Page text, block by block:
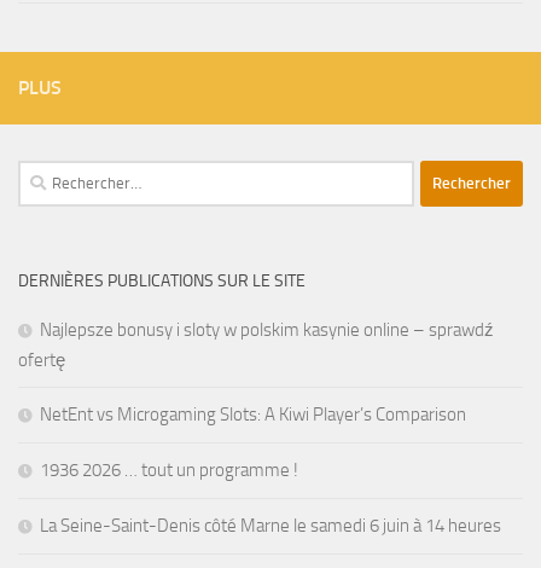
PLUS
Rechercher :
DERNIÈRES PUBLICATIONS SUR LE SITE
Najlepsze bonusy i sloty w polskim kasynie online – sprawdź
ofertę
NetEnt vs Microgaming Slots: A Kiwi Player’s Comparison
1936 2026 … tout un programme !
La Seine-Saint-Denis côté Marne le samedi 6 juin à 14 heures